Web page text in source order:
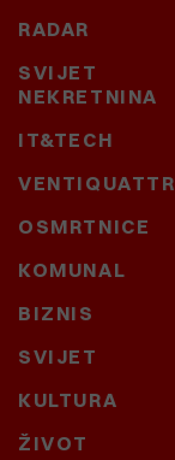
RADAR
SVIJET
NEKRETNINA
IT&TECH
OSMRTNICE
KOMUNAL
BIZNIS
SVIJET
KULTURA
ŽIVOT